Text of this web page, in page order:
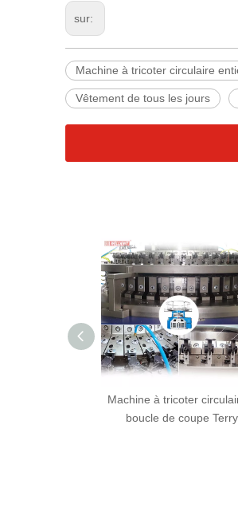
sur:
Machine à tricoter circulaire
Vêtement de tous les jours
Machine à tricoter circulaire à
boucle de coupe Terry